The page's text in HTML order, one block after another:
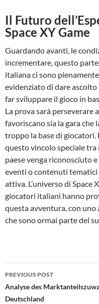
Il Futuro
Space XY Game
Guardando avanti, le
incrementare, questo
italiana ci sono
evidenziato di dare ascolto
far sviluppare il gioco in
La prova sarà perseverare
favoriscano sia la gara che
troppo la base di giocatori.
questo vincolo speciale
paese venga riconosciuto
eventi o contenuti
attiva. L’universo di Space
giocatori italiani hanno
questa avventura, con uno
che sono ormai parte del
Post
navigation
PREVIOUS POST
Analyse des
Deutschland